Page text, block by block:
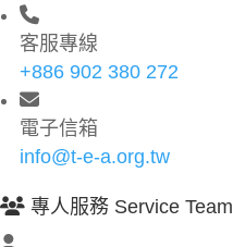
客服專線
+886 902 380 272
電子信箱
info@t-e-a.org.tw
專人服務 Service Team